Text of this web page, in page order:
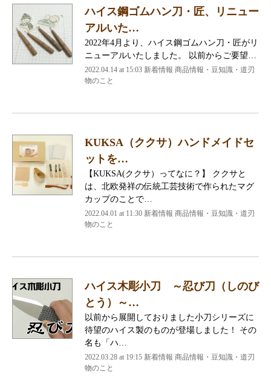
ハイス鋼ゴムハン刀・匠、リニュー
アルいた…
2022年4月より、ハイス鋼ゴムハン刀・匠がリ
ニューアルいたしました。 以前からご要望…
2022.04.14 at 15:03 新着情報 商品情報・豆知識・道刃
物のこと
KUKSA（ククサ）ハンドメイドセ
ットを…
【KUKSA(ククサ）ってなに？】 ククサと
は、北欧発祥の伝統工芸技術で作られたマグ
カップのことで…
2022.04.01 at 11:30 新着情報 商品情報・豆知識・道刃
物のこと
ハイス木彫小刀 ～忍び刀（しのび
とう）～…
以前から展開しておりました小刀シリーズに
待望のハイス製のものが登場しました！ その
名も「ハ…
2022.03.28 at 19:15 新着情報 商品情報・豆知識・道刃
物のこと